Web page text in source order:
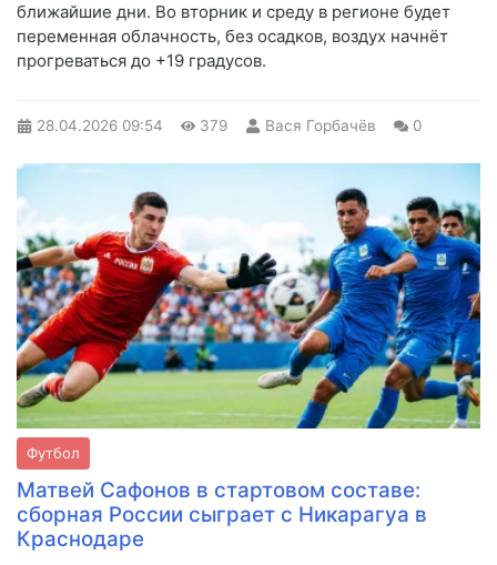
ближайшие дни. Во вторник и среду в регионе будет
переменная облачность, без осадков, воздух начнёт
прогреваться до +19 градусов.
28.04.2026 09:54 379 Вася Горбачёв 0
Футбол
Матвей Сафонов в стартовом составе:
сборная России сыграет с Никарагуа в
Краснодаре